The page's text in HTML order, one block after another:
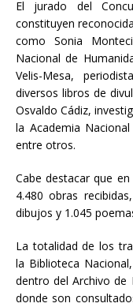
El jurado del
constituyen
como Sonia
Nacional de
Velis-Mesa,
diversos libros de
Osvaldo Cádiz,
la Academia
entre otros.
Cabe destacar que
4.480 obras
dibujos y 1.045
La totalidad de los
la Biblioteca
dentro del Archivo de
donde son